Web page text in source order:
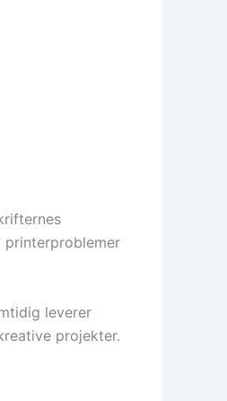
printerproblemer
leverer
projekter.